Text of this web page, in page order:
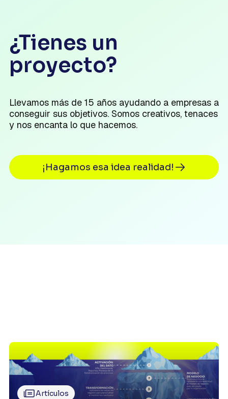
¿Tienes un
proyecto?
Llevamos más de 15 años ayudando a empresas a
conseguir sus objetivos. Somos creativos, tenaces
y nos encanta lo que hacemos.
¡Hagamos esa idea realidad!
Artículos